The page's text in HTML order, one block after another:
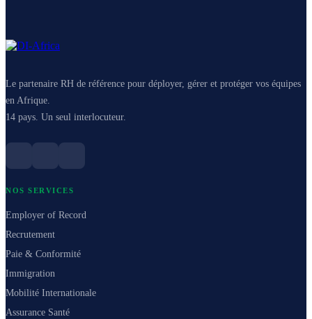
Le partenaire RH de référence pour déployer, gérer et protéger vos équipes
en Afrique.
14 pays. Un seul interlocuteur.
NOS SERVICES
Employer of Record
Recrutement
Paie & Conformité
Immigration
Mobilité Internationale
Assurance Santé